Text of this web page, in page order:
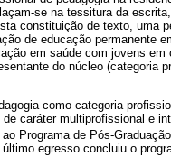
se na tessitura da
constituição de texto, uma
de educação permanente
em saúde com jovens em
do núcleo (categoria
como categoria
caráter multiprofissional e
Programa de Pós-
egresso concluiu o